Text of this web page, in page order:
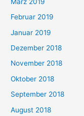
Februar 2019
Januar 2019
Dezember 2018
November 2018
Oktober 2018
September 2018
August 2018